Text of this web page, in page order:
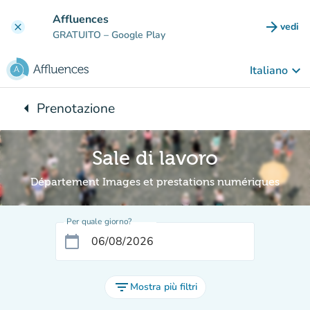
clear Affluences
GRATUITO – Google Play arrow_forward vedi
Italiano keyboard_arrow_down
arrow_leftTorna a:
Prenotazione
Sale di lavoro
Département Images et prestations numériques
Per quale giorno?
calendar_today
filter_list Mostra più filtri